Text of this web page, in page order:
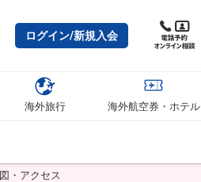
ログイン/新規入会
海外旅行 海外航空券・ホテル
・アクセス